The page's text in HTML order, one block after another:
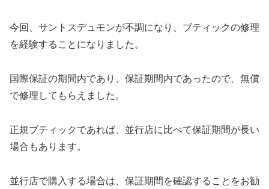
今回、サントスデュモンが不調になり、ブティックの修理
を経験することになりました。
国際保証の期間内であり、保証期間内であったので、無償
で修理してもらえました。
正規ブティックであれば、並行店に比べて保証期間が長い
場合もあります。
並行店で購入する場合は、保証期間を確認することをお勧